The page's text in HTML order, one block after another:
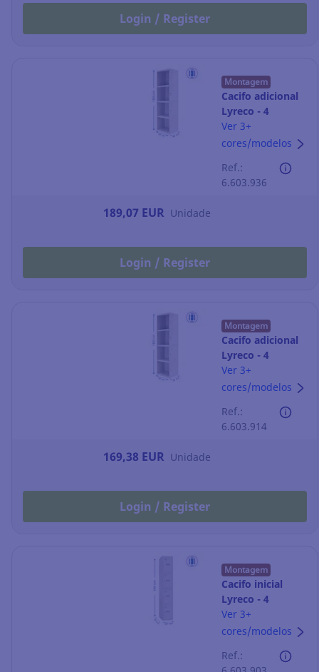
Login / Register
Montagem
Cacifo adicional
Lyreco - 4
compartimentos
- 400 x 1800 mm
Ver 3+
cores/modelos
Ref.:
6.603.936
189,07 EUR Unidade
Login / Register
Montagem
Cacifo adicional
Lyreco - 4
compartimentos
- 300 x 1800 mm
Ver 3+
cores/modelos
Ref.:
6.603.914
169,38 EUR Unidade
Login / Register
Montagem
Cacifo inicial
Lyreco - 4
compartimentos
- 300 x 1800 mm
Ver 3+
cores/modelos
Ref.: